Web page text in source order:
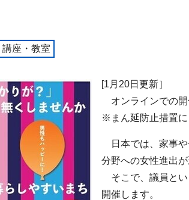
講座・教室
[1月20日更新］
オンラインでの開
※まん延防止措置に
日本では、家事や
分野への女性進出が
そこで、議員とい
開催します。